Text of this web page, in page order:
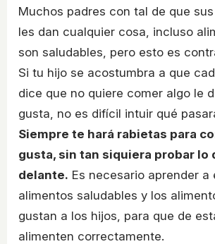
Muchos padres con tal de que sus
les dan cualquier cosa, incluso
son saludables, pero esto es
Si tu hijo se acostumbra a que
dice que no quiere comer algo le
gusta, no es difícil intuir qué
Siempre te hará rabietas para
gusta, sin tan siquiera probar lo
delante. Es necesario aprender a
alimentos saludables y los
gustan a los hijos, para que de
alimenten correctamente.